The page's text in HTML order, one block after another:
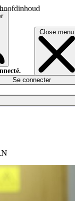
Close menu
Se connecter